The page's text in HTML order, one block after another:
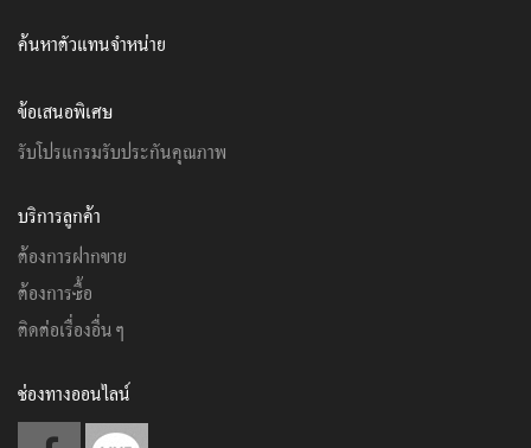
ค้นหาตัวแทนจำหน่าย
ข้อเสนอพิเศษ
รับโปรแกรมรับประกันคุณภาพ
บริการลูกค้า
ต้องการฝากขาย
ต้องการซื้อ
ติดต่อเรื่องอื่นๆ
ช่องทางออนไลน์